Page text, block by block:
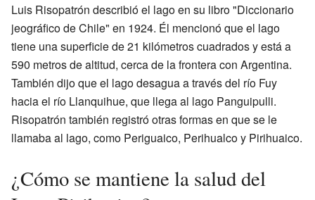
Luis Risopatrón describió el lago en su libro "Diccionario
jeográfico de Chile" en 1924. Él mencionó que el lago
tiene una superficie de 21 kilómetros cuadrados y está a
590 metros de altitud, cerca de la frontera con Argentina.
También dijo que el lago desagua a través del río Fuy
hacia el río Llanquihue, que llega al lago Panguipulli.
Risopatrón también registró otras formas en que se le
llamaba al lago, como Periguaico, Perihualco y Pirihuaico.
¿Cómo se mantiene la salud del